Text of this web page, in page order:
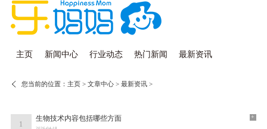
主页 新闻中心 行业动态 热门新闻 最新资讯
您当前的位置：主页 >文章中心 >最新资讯 >
1
生物技术内容包括哪些方面 +